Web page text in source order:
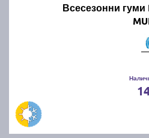
Всесезонни гуми